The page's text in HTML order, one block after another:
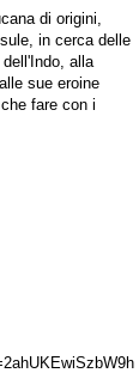
di origini,
in cerca delle
alla
sue eroine
fare con i